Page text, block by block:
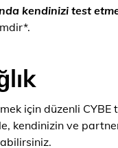
kendinizi test
için düzenli
kendinizin ve